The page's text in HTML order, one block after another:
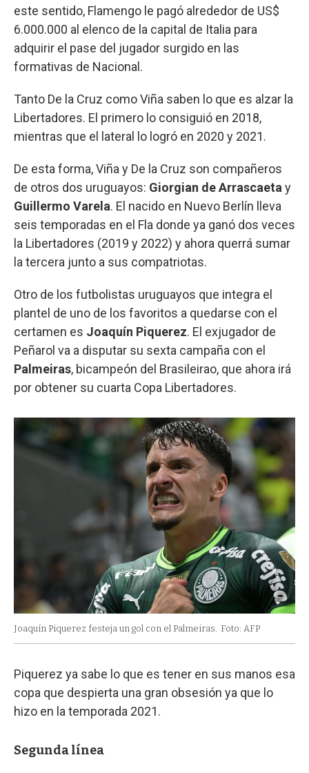
este sentido, Flamengo le pagó alrededor de US$
6.000.000 al elenco de la capital de Italia para
adquirir el pase del jugador surgido en las
formativas de Nacional.
Tanto De la Cruz como Viña saben lo que es alzar la
Libertadores. El primero lo consiguió en 2018,
mientras que el lateral lo logró en 2020 y 2021.
De esta forma, Viña y De la Cruz son compañeros
de otros dos uruguayos: Giorgian de Arrascaeta y
Guillermo Varela. El nacido en Nuevo Berlín lleva
seis temporadas en el Fla donde ya ganó dos veces
la Libertadores (2019 y 2022) y ahora querrá sumar
la tercera junto a sus compatriotas.
Otro de los futbolistas uruguayos que integra el
plantel de uno de los favoritos a quedarse con el
certamen es Joaquín Piquerez. El exjugador de
Peñarol va a disputar su sexta campaña con el
Palmeiras, bicampeón del Brasileirao, que ahora irá
por obtener su cuarta Copa Libertadores.
Joaquín Piquerez festeja un gol con el Palmeiras. Foto: AFP
Piquerez ya sabe lo que es tener en sus manos esa
copa que despierta una gran obsesión ya que lo
hizo en la temporada 2021.
Segunda línea